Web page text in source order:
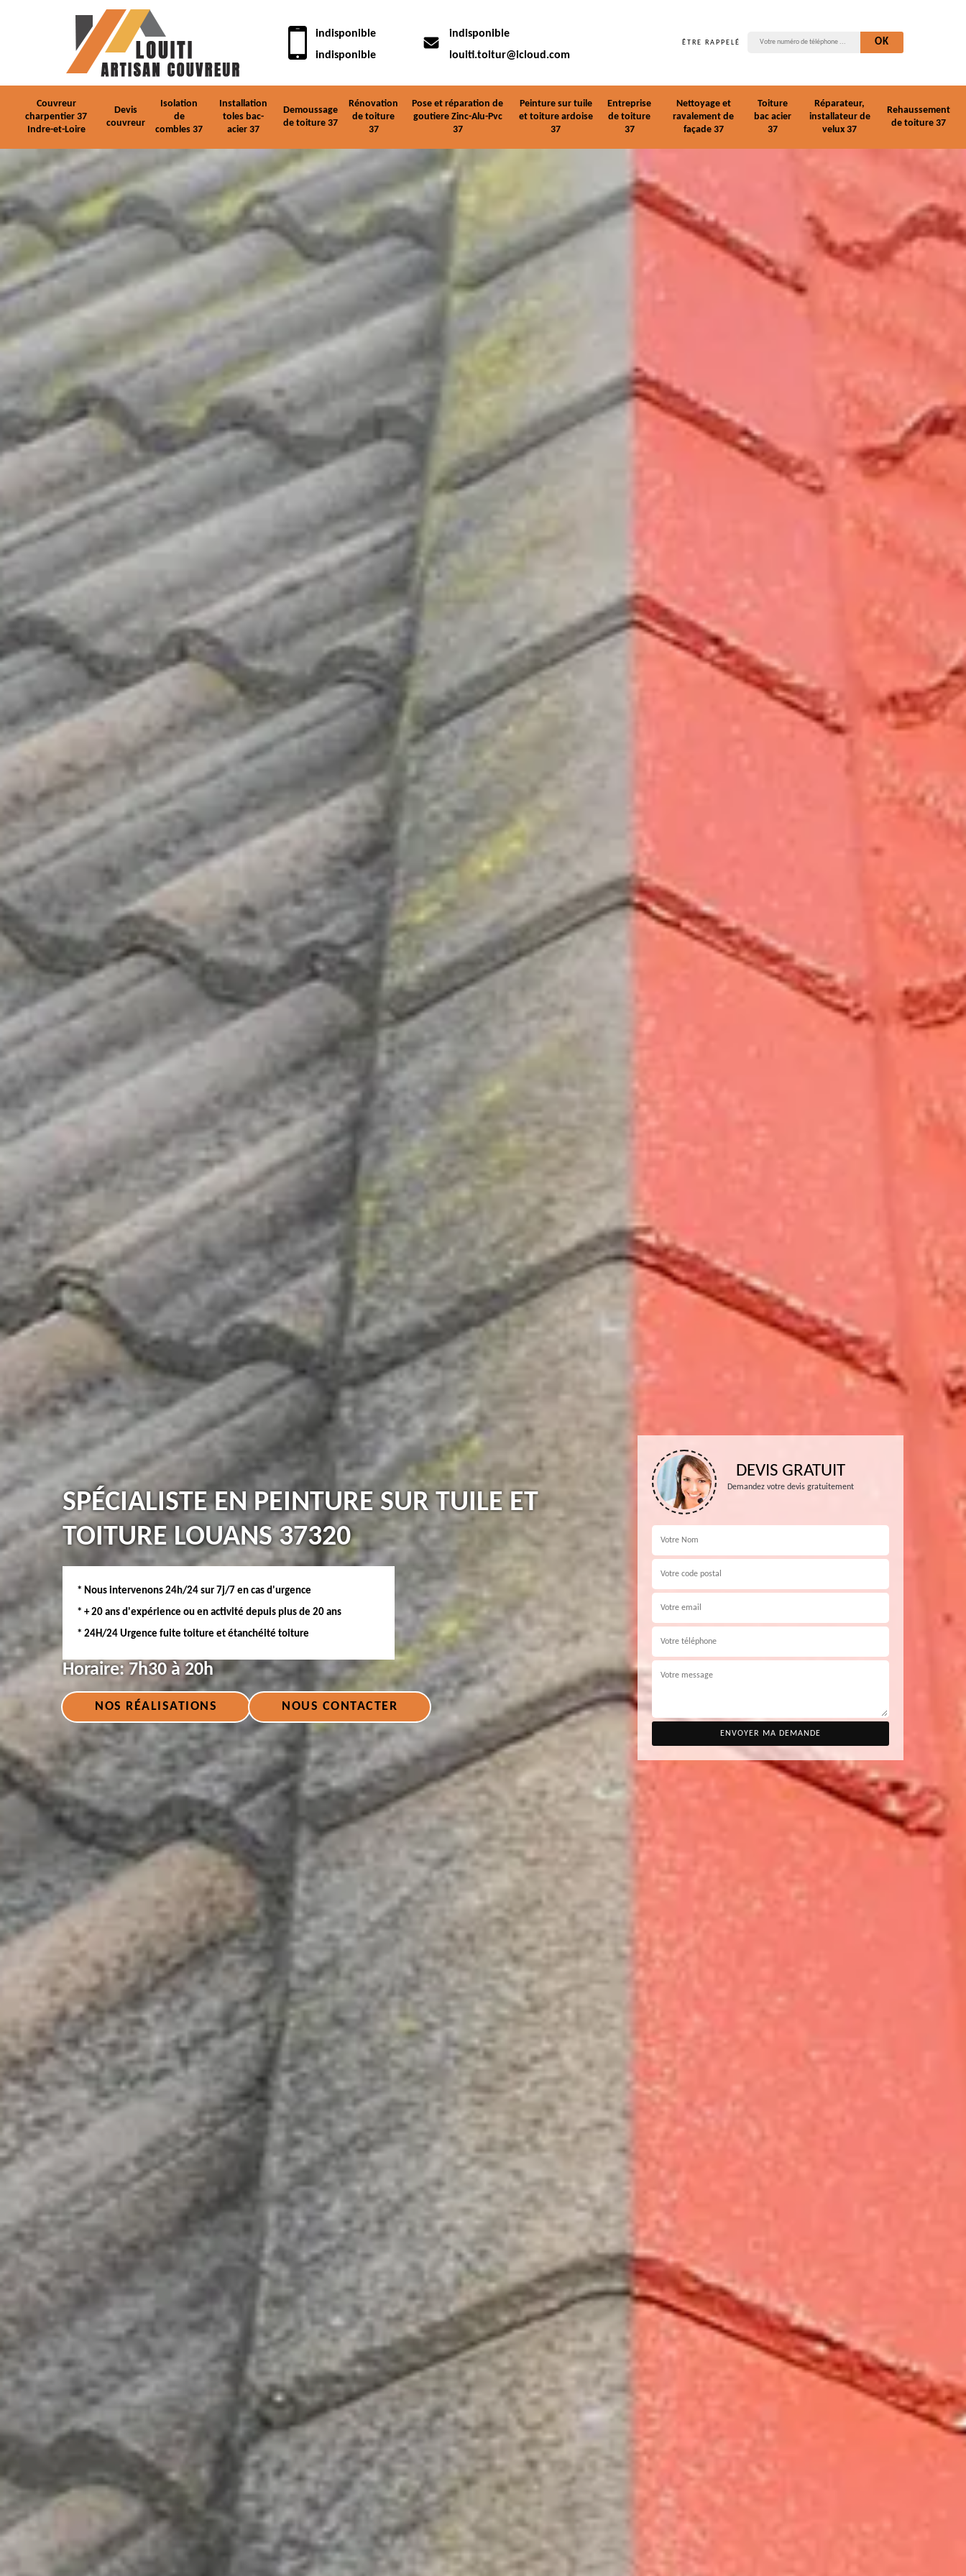
indisponible
indisponible
indisponible
louiti.toitur@icloud.com
ÊTRE RAPPELÉ
Couvreur
charpentier 37
Indre-et-Loire
Devis
couvreur
Isolation
de
combles 37
Installation
toles bac-
acier 37
Demoussage
de toiture 37
Rénovation
de toiture
37
Pose et réparation de
goutiere Zinc-Alu-Pvc
37
Peinture sur tuile
et toiture ardoise
37
Entreprise
de toiture
37
Nettoyage et
ravalement de
façade 37
Toiture
bac acier
37
Réparateur,
installateur de
velux 37
Rehaussement
de toiture 37
SPÉCIALISTE EN PEINTURE SUR TUILE ET
TOITURE LOUANS 37320
* Nous intervenons 24h/24 sur 7j/7 en cas d'urgence
* + 20 ans d'expérience ou en activité depuis plus de 20 ans
* 24H/24 Urgence fuite toiture et étanchéité toiture
Horaire:7h30 à 20h
NOS RÉALISATIONS NOUS CONTACTER
DEVIS GRATUIT
Demandez votre devis gratuitement